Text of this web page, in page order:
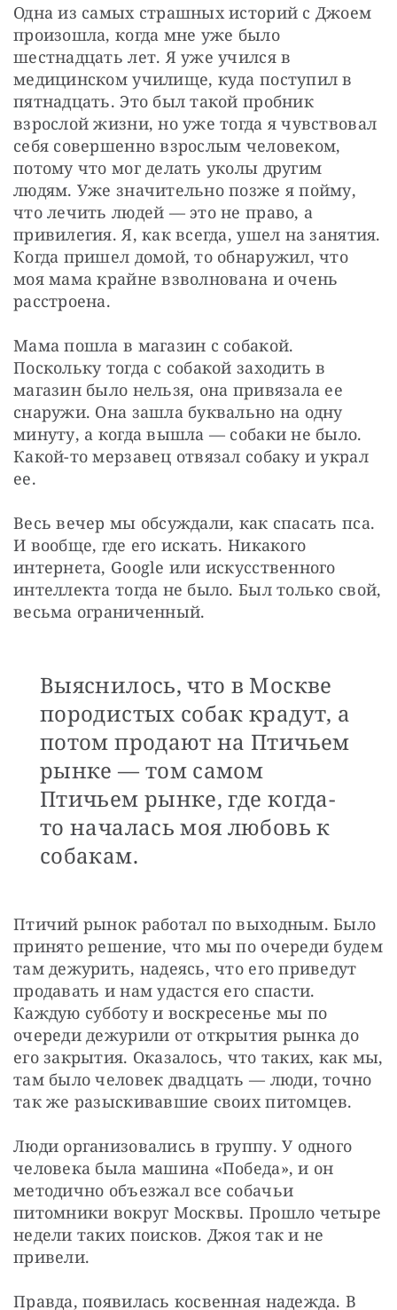
Одна из самых страшных историй с Джоем
произошла, когда мне уже было
шестнадцать лет. Я уже учился в
медицинском училище, куда поступил в
пятнадцать. Это был такой пробник
взрослой жизни, но уже тогда я чувствовал
себя совершенно взрослым человеком,
потому что мог делать уколы другим
людям. Уже значительно позже я пойму,
что лечить людей — это не право, а
привилегия. Я, как всегда, ушел на занятия.
Когда пришел домой, то обнаружил, что
моя мама крайне взволнована и очень
расстроена.
Мама пошла в магазин с собакой.
Поскольку тогда с собакой заходить в
магазин было нельзя, она привязала ее
снаружи. Она зашла буквально на одну
минуту, а когда вышла — собаки не было.
Какой-то мерзавец отвязал собаку и украл
ее.
Весь вечер мы обсуждали, как спасать пса.
И вообще, где его искать. Никакого
интернета, Google или искусственного
интеллекта тогда не было. Был только свой,
весьма ограниченный.
Выяснилось, что в Москве
породистых собак крадут, а
потом продают на Птичьем
рынке — том самом
Птичьем рынке, где когда-
то началась моя любовь к
собакам.
Птичий рынок работал по выходным. Было
принято решение, что мы по очереди будем
там дежурить, надеясь, что его приведут
продавать и нам удастся его спасти.
Каждую субботу и воскресенье мы по
очереди дежурили от открытия рынка до
его закрытия. Оказалось, что таких, как мы,
там было человек двадцать — люди, точно
так же разыскивавшие своих питомцев.
Люди организовались в группу. У одного
человека была машина «Победа», и он
методично объезжал все собачьи
питомники вокруг Москвы. Прошло четыре
недели таких поисков. Джоя так и не
привели.
Правда, появилась косвенная надежда. В